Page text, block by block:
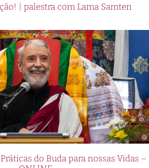
| palestra com Lama Samten
do Buda para nossas Vidas –